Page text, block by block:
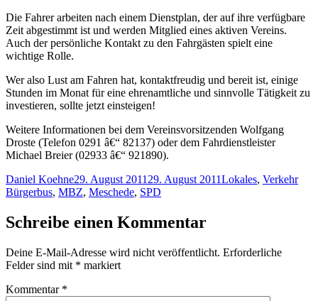
Die Fahrer arbeiten nach einem Dienstplan, der auf ihre verfügbare
Zeit abgestimmt ist und werden Mitglied eines aktiven Vereins.
Auch der persönliche Kontakt zu den Fahrgästen spielt eine
wichtige Rolle.
Wer also Lust am Fahren hat, kontaktfreudig und bereit ist, einige
Stunden im Monat für eine ehrenamtliche und sinnvolle Tätigkeit zu
investieren, sollte jetzt einsteigen!
Weitere Informationen bei dem Vereinsvorsitzenden Wolfgang
Droste (Telefon 0291 â€“ 82137) oder dem Fahrdienstleister
Michael Breier (02933 â€“ 921890).
Autor
Daniel KoehneVeröffentlicht
am
29. August 2011 29. August 2011Kategorien
Lokales, Verkehr
Bürgerbus, MBZ, Meschede, SPD
Schreibe einen Kommentar
Deine E-Mail-Adresse wird nicht veröffentlicht. Erforderliche
Felder sind mit * markiert
Kommentar *